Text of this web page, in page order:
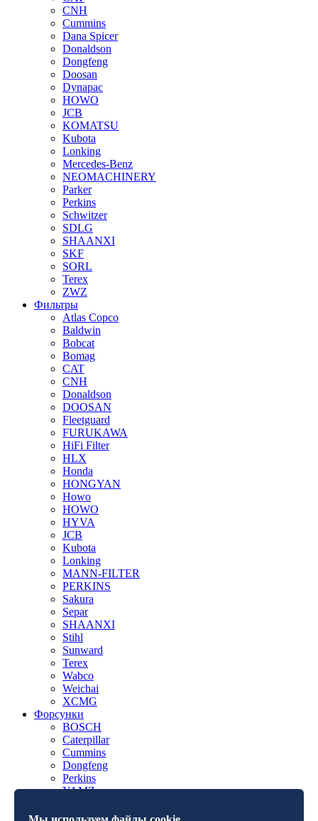
CNH
Cummins
Dana Spicer
Donaldson
Dongfeng
Doosan
Dynapac
HOWO
JCB
KOMATSU
Kubota
Lonking
Mercedes-Benz
NEOMACHINERY
Parker
Perkins
Schwitzer
SDLG
SHAANXI
SKF
SORL
Terex
ZWZ
Фильтры
Atlas Copco
Baldwin
Bobcat
Bomag
CAT
CNH
Donaldson
DOOSAN
Fleetguard
FURUKAWA
HiFi Filter
HLX
Honda
HONGYAN
Howo
HOWO
HYVA
JCB
Kubota
Lonking
MANN-FILTER
PERKINS
Sakura
Separ
SHAANXI
Stihl
Sunward
Terex
Wabco
Weichai
XCMG
Форсунки
BOSCH
Caterpillar
Cummins
Dongfeng
Perkins
YAMZ